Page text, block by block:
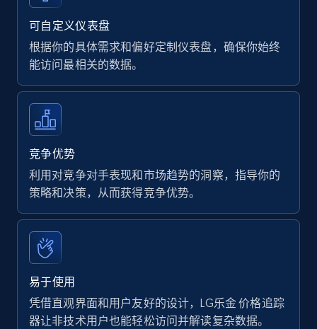
可自定义仪表盘
根据你的具体需求和偏好定制仪表盘，确保你始终
能访问最相关的数据。
竞争优势
利用对竞争对手表现和市场趋势的洞察，指导你的
策略和决策，从而获得竞争优势。
易于使用
凭借直观界面和用户友好的设计，LG乐金 价格追踪
器让非技术用户也能轻松访问并解读复杂数据。